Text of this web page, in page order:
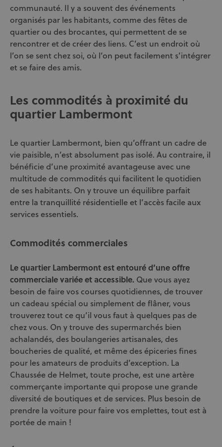
communauté. Il y a souvent des événements
organisés par les habitants, comme des fêtes de
quartier ou des brocantes, qui permettent de se
rencontrer et de créer des liens. C’est un endroit où
l’on se sent chez soi, où l’on peut facilement s’intégrer
et se faire des amis.
Les commodités à proximité du
quartier Lambermont
Le quartier Lambermont, bien qu’offrant un cadre de
vie paisible, n’est absolument pas isolé. Au contraire, il
bénéficie d’une proximité avantageuse avec une
multitude de commodités qui facilitent le quotidien
de ses habitants. On y trouve un équilibre parfait
entre la tranquillité résidentielle et l’accès facile aux
services essentiels.
Commodités commerciales
Le quartier Lambermont est entouré d’une offre
commerciale variée et accessible. Que vous ayez
besoin de faire vos courses quotidiennes, de trouver
un cadeau spécial ou simplement de flâner, vous
trouverez tout ce qu’il vous faut à quelques pas de
chez vous. On y trouve des supermarchés bien
achalandés, des boulangeries artisanales, des
boucheries de qualité, et même des épiceries fines
pour les amateurs de produits d’exception. La
Chaussée de Helmet, toute proche, est une artère
commerçante importante qui propose une grande
diversité de boutiques et de services. Plus besoin de
prendre la voiture pour faire vos emplettes, tout est à
portée de main !